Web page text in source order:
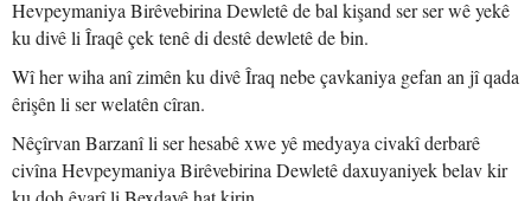
Hevpeymaniya Birêvebirina Dewletê de bal kişand ser ser wê yekê
ku divê li Îraqê çek tenê di destê dewletê de bin.
Wî her wiha anî zimên ku divê Îraq nebe çavkaniya gefan an jî qada
êrişên li ser welatên cîran.
Nêçîrvan Barzanî li ser hesabê xwe yê medyaya civakî derbarê
civîna Hevpeymaniya Birêvebirina Dewletê daxuyaniyek belav kir